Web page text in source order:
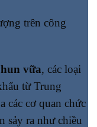
vữa, các loại
từ Trung
các cơ quan chức
sảy ra như chiều